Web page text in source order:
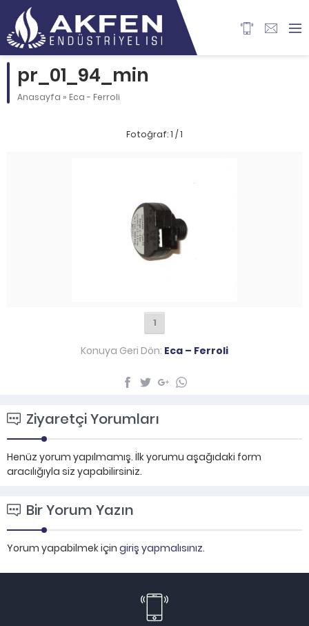
pr_01_94_min
Anasayfa » Eca - Ferroli
Fotoğraf: 1 / 1
1
Konuya Geri Dön: Eca – Ferroli
Ziyaretçi Yorumları
Henüz yorum yapılmamış. İlk yorumu aşağıdaki form
aracılığıyla siz yapabilirsiniz.
Bir Yorum Yazın
Yorum yapabilmek için giriş yapmalısınız.